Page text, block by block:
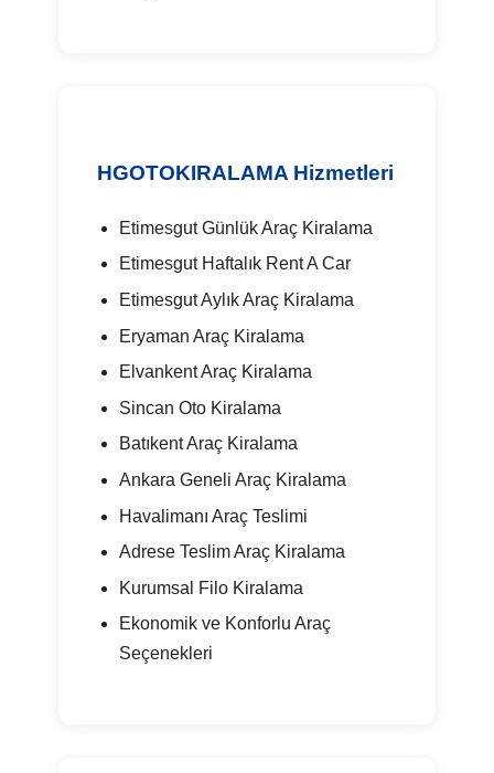
HGOTOKIRALAMA Hizmetleri
Etimesgut Günlük Araç Kiralama
Etimesgut Haftalık Rent A Car
Etimesgut Aylık Araç Kiralama
Eryaman Araç Kiralama
Elvankent Araç Kiralama
Sincan Oto Kiralama
Batıkent Araç Kiralama
Ankara Geneli Araç Kiralama
Havalimanı Araç Teslimi
Adrese Teslim Araç Kiralama
Kurumsal Filo Kiralama
Ekonomik ve Konforlu Araç
Seçenekleri